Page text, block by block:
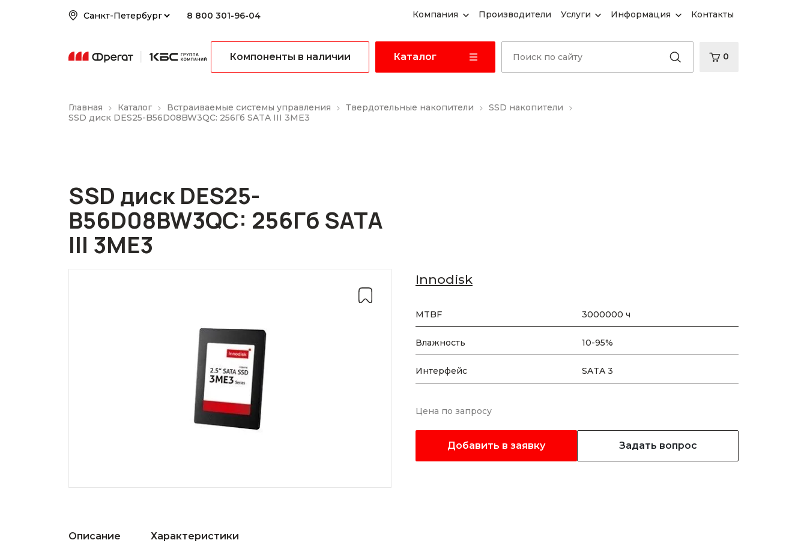
8 800 301-96-04 Компания Производители Услуги Информация Контакты
Компоненты в наличии Каталог 0
Главная Каталог Встраиваемые системы управления Твердотельные накопители
SSD накопители
SSD диск DES25-B56D08BW3QC: 256Гб SATA III 3ME3
SSD диск DES25-
B56D08BW3QC: 256Гб SATA
III 3ME3
Innodisk
MTBF 3000000 ч
Влажность 10-95%
Интерфейс SATA 3
Цена по запросу
Добавить в заявку Задать вопрос
Описание Характеристики